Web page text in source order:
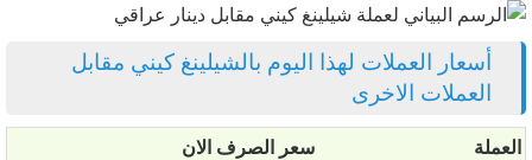
أسعار العملات لهذا اليوم بالشيلينغ كيني مقابل
العملات الاخرى
العملة
سعر الصرف الان